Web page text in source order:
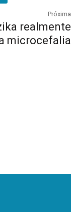
Próxima
realmente
microcefalia